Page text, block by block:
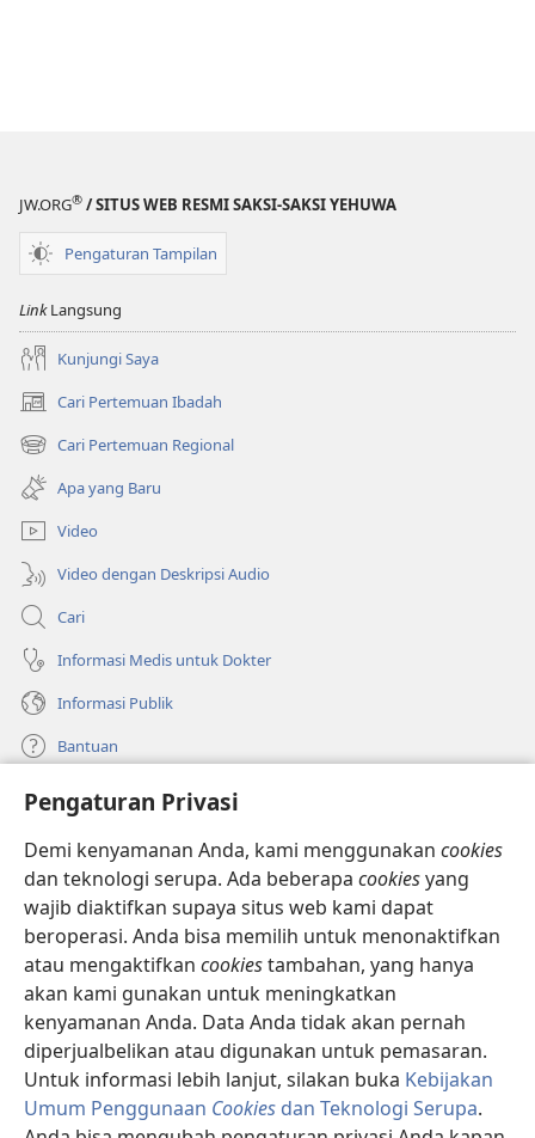
Pengaturan Privasi
Demi kenyamanan Anda, kami menggunakan cookies
dan teknologi serupa. Ada beberapa cookiesyang
wajib diaktifkan supaya situs web kami dapat
beroperasi. Anda bisa memilih untuk menonaktifkan
atau mengaktifkan cookiestambahan, yang hanya
akan kami gunakan untuk meningkatkan
kenyamanan Anda. Data Anda tidak akan pernah
diperjualbelikan atau digunakan untuk pemasaran.
Untuk informasi lebih lanjut, silakan buka Kebijakan
Umum Penggunaan Cookies dan Teknologi Serupa.
JW.ORG® / SITUS WEB RESMI SAKSI-SAKSI YEHUWA
Pengaturan Tampilan
LinkLangsung
Kunjungi Saya
Cari Pertemuan Ibadah
(terbuka
di
window
baru)
Cari Pertemuan Regional
(terbuka
di
window
baru)
Apa yang Baru
Video
Video dengan Deskripsi Audio
Cari
Informasi Medis untuk Dokter
Informasi Publik
Bantuan
Sumbangan
(terbuka
di
window
baru)
PERPUSTAKAAN ONLINE Menara Pengawal
(terbuka
di
window
®
(terbuka
di
window
baru)
JW Library ®
Watchtower Library